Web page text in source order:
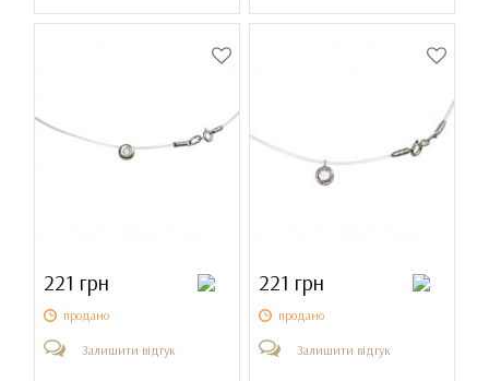
221 грн
продано
Залишити відгук
221 грн
продано
Залишити відгук